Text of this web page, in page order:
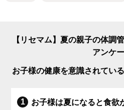
【リセマム】夏の親子の体調
アンケ
お子様の健康を意識されてい
お子様は夏になると食欲